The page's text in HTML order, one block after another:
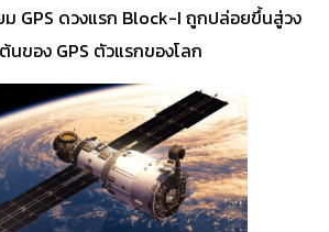
ม GPS ดวงแรก Block-I ถูกปล่อยขึ้นสู่วง
นของ GPS ตัวแรกของโลก